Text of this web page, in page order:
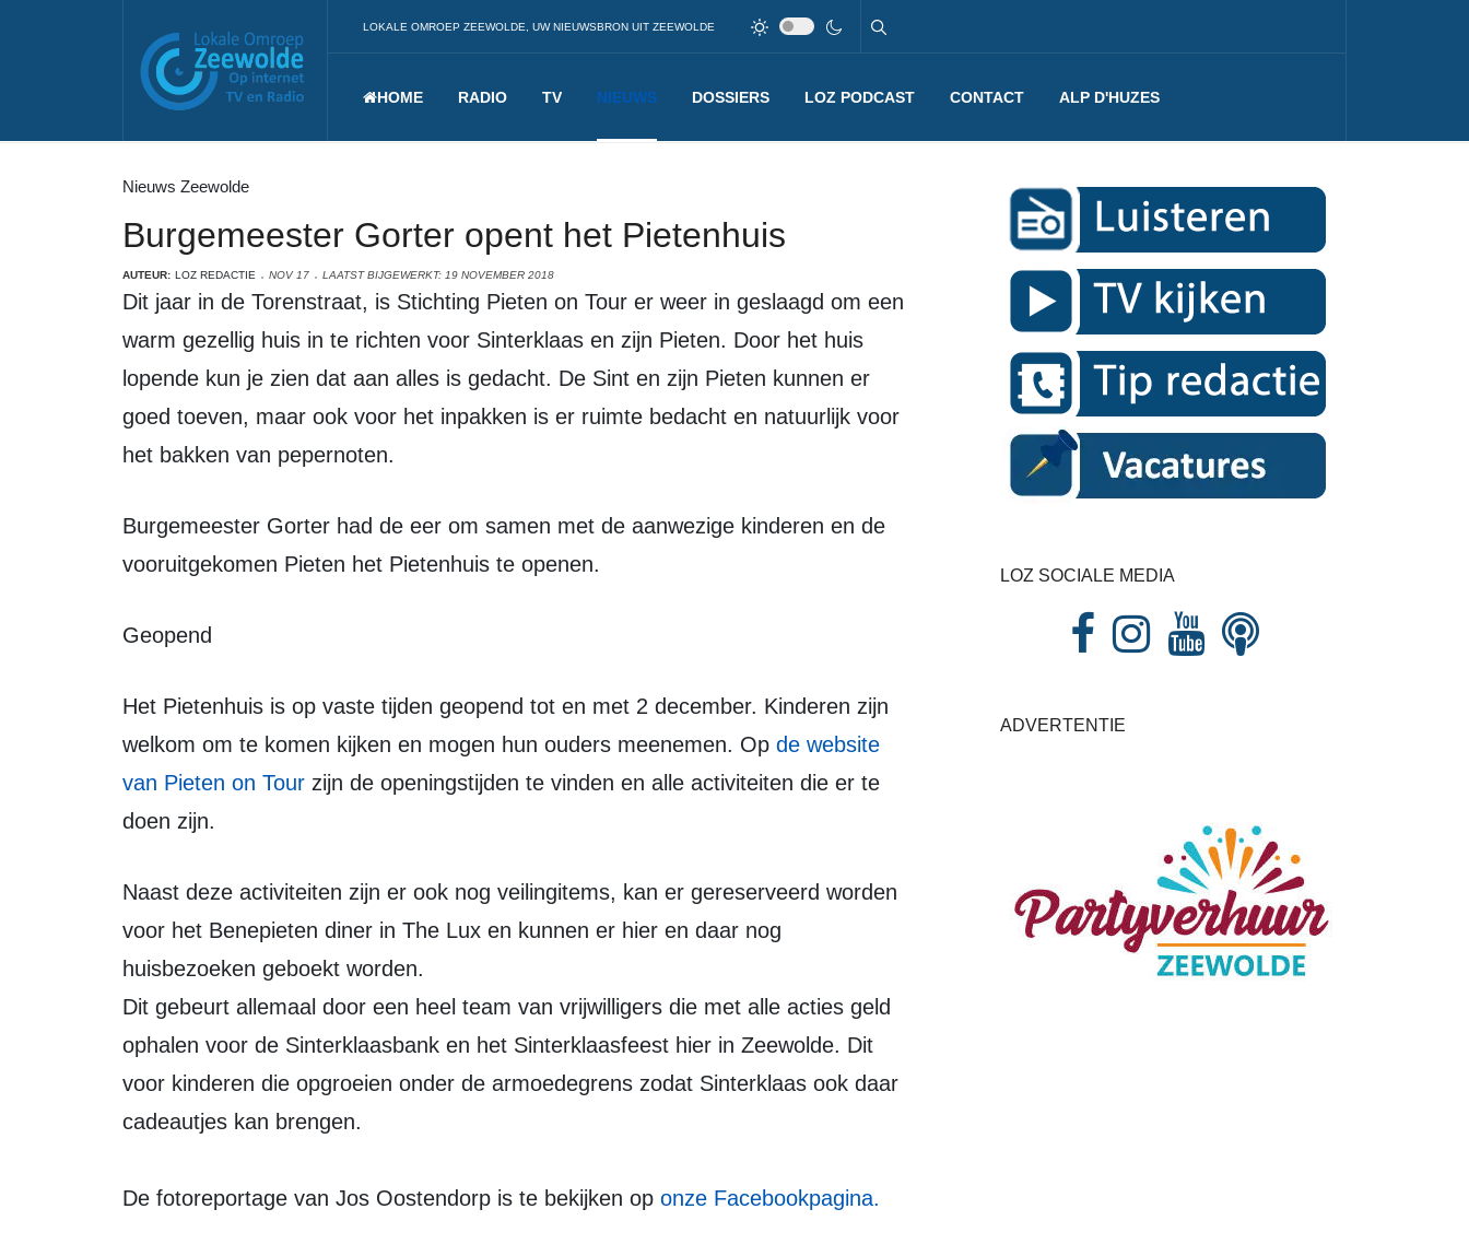
LOKALE OMROEP ZEEWOLDE, UW NIEUWSBRON UIT ZEEWOLDE
HOME RADIO TV NIEUWS DOSSIERS LOZ PODCAST CONTACT ALP D'HUZES
Nieuws Zeewolde
Burgemeester Gorter opent het Pietenhuis
AUTEUR: LOZ REDACTIE NOV 17 LAATST BIJGEWERKT: 19 NOVEMBER 2018
Dit jaar in de Torenstraat, is Stichting Pieten on Tour er weer in geslaagd om een
warm gezellig huis in te richten voor Sinterklaas en zijn Pieten. Door het huis
lopende kun je zien dat aan alles is gedacht. De Sint en zijn Pieten kunnen er
goed toeven, maar ook voor het inpakken is er ruimte bedacht en natuurlijk voor
het bakken van pepernoten.
Burgemeester Gorter had de eer om samen met de aanwezige kinderen en de
vooruitgekomen Pieten het Pietenhuis te openen.
Geopend
Het Pietenhuis is op vaste tijden geopend tot en met 2 december. Kinderen zijn
welkom om te komen kijken en mogen hun ouders meenemen. Op de website
van Pieten on Tour zijn de openingstijden te vinden en alle activiteiten die er te
doen zijn.
Naast deze activiteiten zijn er ook nog veilingitems, kan er gereserveerd worden
voor het Benepieten diner in The Lux en kunnen er hier en daar nog
huisbezoeken geboekt worden.
Dit gebeurt allemaal door een heel team van vrijwilligers die met alle acties geld
ophalen voor de Sinterklaasbank en het Sinterklaasfeest hier in Zeewolde. Dit
voor kinderen die opgroeien onder de armoedegrens zodat Sinterklaas ook daar
cadeautjes kan brengen.
De fotoreportage van Jos Oostendorp is te bekijken op onze Facebookpagina.
LOZ SOCIALE MEDIA
ADVERTENTIE